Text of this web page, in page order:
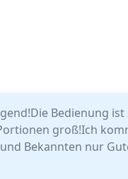
Bedienung
groß!Ich
Bekannten nur